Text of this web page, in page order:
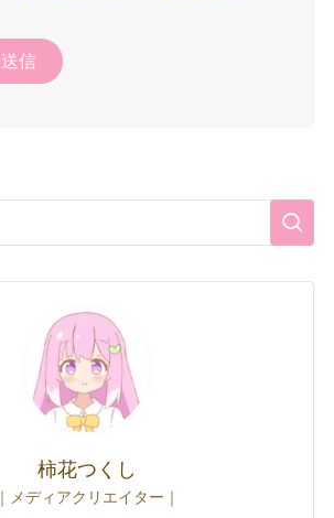
柿花つくし
｜メディアクリエイター｜